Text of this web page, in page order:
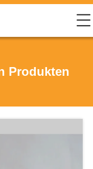
Produkten